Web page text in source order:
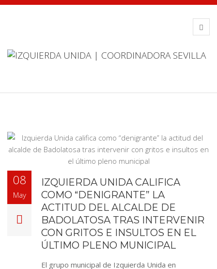
08
May
IZQUIERDA UNIDA CALIFICA
COMO “DENIGRANTE” LA
ACTITUD DEL ALCALDE DE
BADOLATOSA TRAS INTERVENIR
CON GRITOS E INSULTOS EN EL
ÚLTIMO PLENO MUNICIPAL
El grupo municipal de Izquierda Unida en